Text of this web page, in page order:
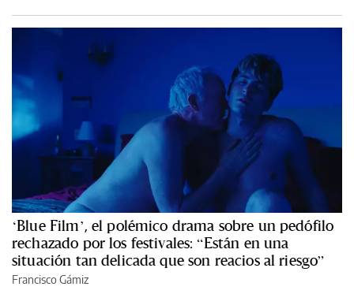
‘Blue Film’, el polémico drama sobre un pedófilo
rechazado por los festivales: “Están en una
situación tan delicada que son reacios al riesgo”
Francisco Gámiz